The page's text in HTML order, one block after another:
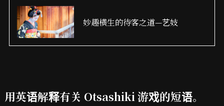
妙趣横生的待客之道—艺妓
用英语解释有关 Otsashiki 游戏的短语。